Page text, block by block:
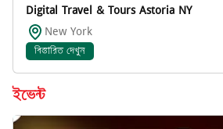
Digital Travel & Tours Astoria NY
New York
বিস্তারিত দেখুন
ইভেন্ট